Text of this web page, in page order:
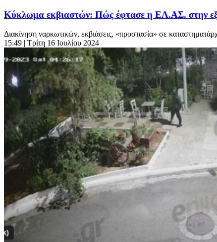
Κύκλωμα εκβιαστών: Πώς έφτασε η ΕΛ.ΑΣ. στην
Διακίνηση ναρκωτικών, εκβιάσεις, «προστασία» σε
15:49 | Τρίτη 16 Ιουλίου 2024